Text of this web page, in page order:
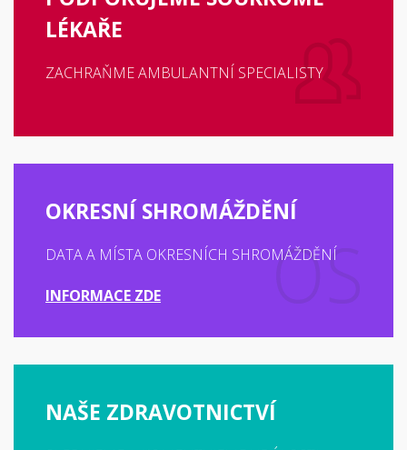
LÉKAŘE
ZACHRAŇME AMBULANTNÍ SPECIALISTY
OKRESNÍ SHROMÁŽDĚNÍ
DATA A MÍSTA OKRESNÍCH SHROMÁŽDĚNÍ
INFORMACE ZDE
NAŠE ZDRAVOTNICTVÍ